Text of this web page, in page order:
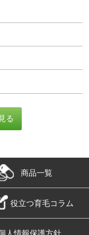
商品一覧
役立つ育毛コラム
人情報保護方針